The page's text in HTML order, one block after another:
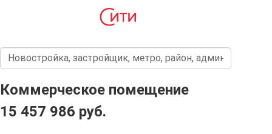
Коммерческое помещение
15 457 986 руб.